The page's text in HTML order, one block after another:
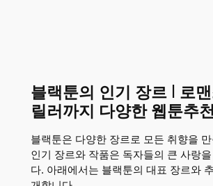
블랙툰의 인기 장르 | 로
릴러까지 다양한 웹툰추천
블랙툰은 다양한 장르로 모든 취향을
인기 장르와 작품은 독자들의 큰 사랑
다. 아래에서는 블랙툰의 대표 장르와